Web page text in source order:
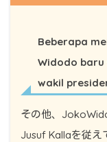
Beberapa
Widodo
wakil
その他、
Jusuf Kallaを従え